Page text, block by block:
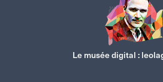
Le musée digital :